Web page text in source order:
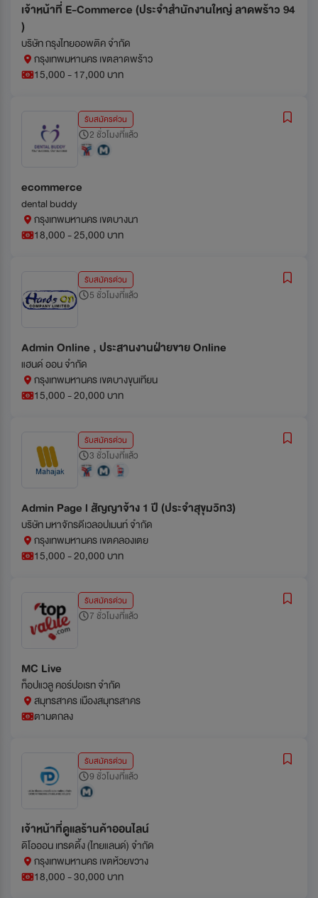
เจ้าหน้าที่ E-Commerce (ประจำสำนักงานใหญ่ ลาดพร้าว 94
)
บริษัท กรุงไทยออพติค จำกัด
กรุงเทพมหานคร เขตลาดพร้าว
15,000 - 17,000 บาท
รับสมัครด่วน
2 ชั่วโมงที่แล้ว
ecommerce
dental buddy
กรุงเทพมหานคร เขตบางนา
18,000 - 25,000 บาท
รับสมัครด่วน
5 ชั่วโมงที่แล้ว
Admin Online , ประสานงานฝ่ายขาย Online
แฮนด์ ออน จำกัด
กรุงเทพมหานคร เขตบางขุนเทียน
15,000 - 20,000 บาท
รับสมัครด่วน
3 ชั่วโมงที่แล้ว
Admin Page l สัญญาจ้าง 1 ปี (ประจำสุขุมวิท3)
บริษัท มหาจักรดีเวลอปเมนท์ จำกัด
กรุงเทพมหานคร เขตคลองเตย
15,000 - 20,000 บาท
รับสมัครด่วน
7 ชั่วโมงที่แล้ว
MC Live
ท็อปแวลู คอร์ปอเรท จำกัด
สมุทรสาคร เมืองสมุทรสาคร
ตามตกลง
รับสมัครด่วน
9 ชั่วโมงที่แล้ว
เจ้าหน้าที่ดููแลร้านค้าออนไลน์
ดิโอออน เทรดดิ้ง (ไทยแลนด์) จำกัด
กรุงเทพมหานคร เขตห้วยขวาง
18,000 - 30,000 บาท